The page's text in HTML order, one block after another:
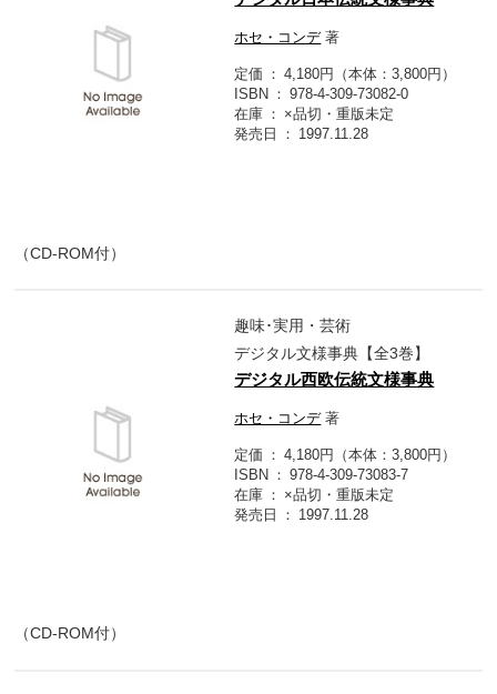
ホセ・コンデ著
定価
4,180円（本体：3,800円）
ISBN
978-4-309-73082-0
在庫
×品切・重版未定
発売日
1997.11.28
（CD-ROM付）
趣味･実用・芸術
デジタル文様事典【全3巻】
デジタル西欧伝統文様事典
ホセ・コンデ著
定価
4,180円（本体：3,800円）
ISBN
978-4-309-73083-7
在庫
×品切・重版未定
発売日
1997.11.28
（CD-ROM付）